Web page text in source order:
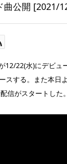
曲公開 [2021/
12/22(水)にデビュ
スする。また本日
がスタートした。